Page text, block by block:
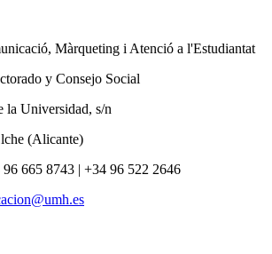
Màrqueting i Atenció a l'Estudiantat
y Consejo Social
la Universidad, s/n
(Alicante)
665 8743 | +34 96 522 2646